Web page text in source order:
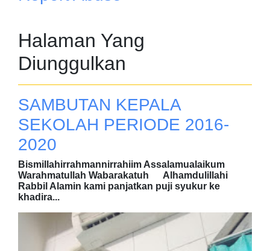
Halaman Yang
Diunggulkan
SAMBUTAN KEPALA
SEKOLAH PERIODE 2016-
2020
Bismillahirrahmannirrahiim Assalamualaikum
Warahmatullah Wabarakatuh Alhamdulillahi
Rabbil Alamin kami panjatkan puji syukur ke
khadira...